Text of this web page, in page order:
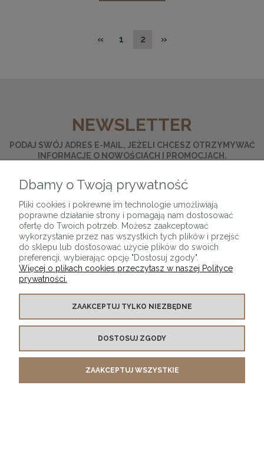
« 1 2 »
NEWSLETTER
PODAJ SWÓJ ADRES E-MAIL, JEŻELI CHCESZ OTRZYMYWAĆ
INFORMACJE O NOWOŚCIACH I PROMOCJACH.
KONTAKT Z NAMI
MOJE KONTO
Dbamy o Twoją prywatność
Pliki cookies i pokrewne im technologie umożliwiają
poprawne działanie strony i pomagają nam dostosować
ofertę do Twoich potrzeb. Możesz zaakceptować
wykorzystanie przez nas wszystkich tych plików i przejść
do sklepu lub dostosować użycie plików do swoich
preferencji, wybierając opcję "Dostosuj zgody".
Więcej o plikach cookies przeczytasz w naszej Polityce
prywatności.
ZAAKCEPTUJ TYLKO NIEZBĘDNE
DOSTOSUJ ZGODY
ZAAKCEPTUJ WSZYSTKIE